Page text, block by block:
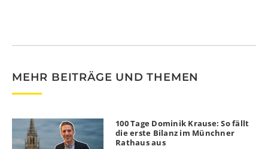
MEHR BEITRÄGE UND THEMEN
100 Tage Dominik Krause: So fällt
die erste Bilanz im Münchner
Rathaus aus